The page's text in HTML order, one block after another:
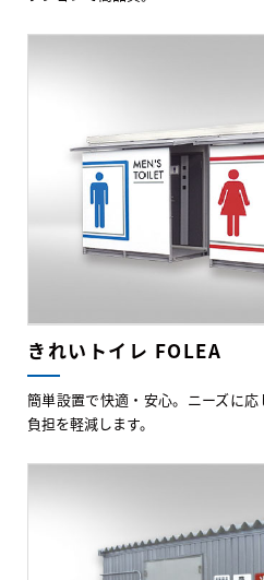
きれいトイレ FOLEA
簡単設置で快適・安心。ニーズに
負担を軽減します。